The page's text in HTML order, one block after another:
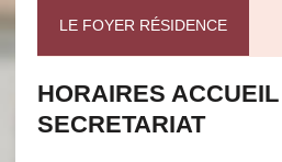
LE FOYER RÉSIDENCE
HORAIRES
SECRETARIAT